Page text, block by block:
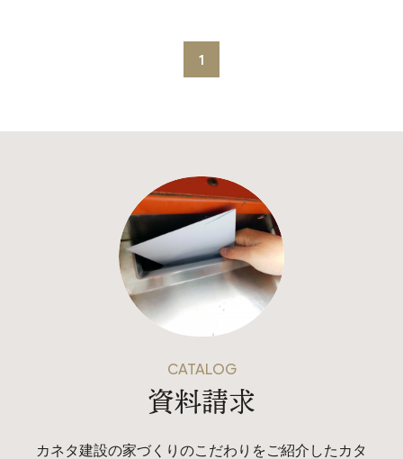
協力会社の皆様へ
住まいのなんでも相談
資料請求
1
CATALOG
資料請求
カネタ建設の家づくりのこだわりをご紹介したカタ